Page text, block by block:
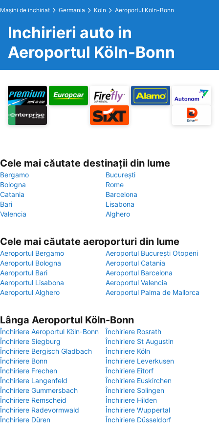
Maşini de inchiriat Germania Köln Aeroportul Köln-Bonn
Inchirieri auto in
Aeroportul Köln-Bonn
Cele mai căutate destinații din lume
Bergamo
București
Bologna
Rome
Catania
Barcelona
Bari
Lisabona
Valencia
Alghero
Cele mai căutate aeroporturi din lume
Aeroportul Bergamo
Aeroportul București Otopeni
Aeroportul Bologna
Aeroportul Catania
Aeroportul Bari
Aeroportul Barcelona
Aeroportul Lisabona
Aeroportul Valencia
Aeroportul Alghero
Aeroportul Palma de Mallorca
Lânga Aeroportul Köln-Bonn
Închiriere Aeroportul Köln-Bonn
Închiriere Rosrath
Închiriere Siegburg
Închiriere St Augustin
Închiriere Bergisch Gladbach
Închiriere Köln
Închiriere Bonn
Închiriere Leverkusen
Închiriere Frechen
Închiriere Eitorf
Închiriere Langenfeld
Închiriere Euskirchen
Închiriere Gummersbach
Închiriere Solingen
Închiriere Remscheid
Închiriere Hilden
Închiriere Radevormwald
Închiriere Wuppertal
Închiriere Düren
Închiriere Düsseldorf